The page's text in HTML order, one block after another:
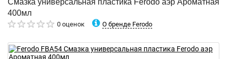
Смазка универсальная пластика Ferodo аэр Ароматная
400мл
0 оценок О бренде Ferodo